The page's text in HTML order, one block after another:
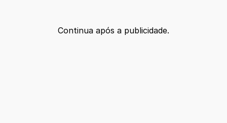
Continua após a publicidade.